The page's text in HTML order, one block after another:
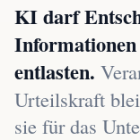
KI darf
entlasten.
Urteilskraft
sie für das